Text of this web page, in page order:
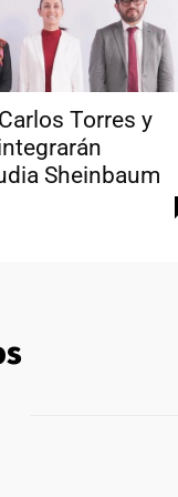
Torres y
Sheinbaum